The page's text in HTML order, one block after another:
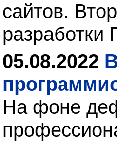
сайтов.
разработки
05.08.2022
На фоне